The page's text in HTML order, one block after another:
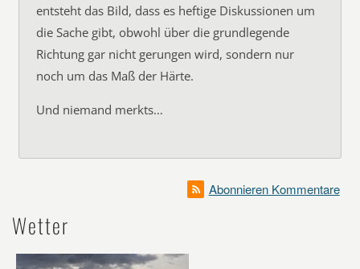
entsteht das Bild, dass es heftige Diskussionen um
die Sache gibt, obwohl über die grundlegende
Richtung gar nicht gerungen wird, sondern nur
noch um das Maß der Härte.
Und niemand merkts…
Abonnieren Kommentare
Wetter